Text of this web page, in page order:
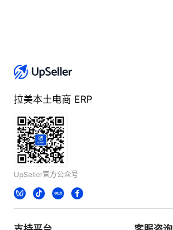
拉美本土电商 ERP
UpSeller官方公众号